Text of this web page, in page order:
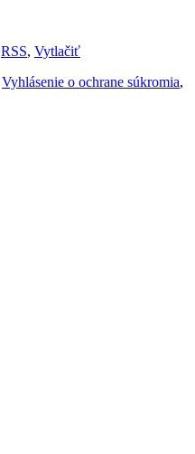
RSS, Vytlačiť
Vyhlásenie o ochrane súkromia,